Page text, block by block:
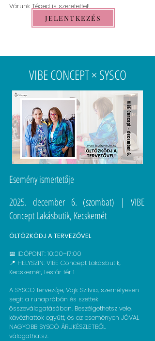
Várunk Téged is szeretettel!
JELENTKEZÉS
VIBE CONCEPT × SYSCO
Esemény ismertetője
2025. december 6. (szombat) | VIBE
Concept Lakásbutik, Kecskemét
ÖLTÖZKÖDJ A TERVEZŐVEL
📅 IDŐPONT: 10:00–17:00
📍 HELYSZÍN: VIBE Concept Lakásbutik,
Kecskemét, Lestár tér 1
A SYSCO tervezője, Vajk Szilvia, személyesen
segít a ruhapróbán és szettek
összeválogatásában. Beszélgethetsz vele,
kávézhattok együtt, és az eseményen JÓVAL
NAGYOBB SYSCÓ ÁRUKÉSZLETBŐL
válogathatsz.